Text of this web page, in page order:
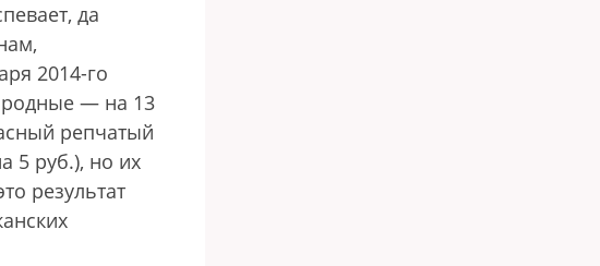
да
2014-го
родные — на 13
репчатый
5 руб.), но их
результат